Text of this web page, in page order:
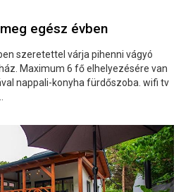
egész évben
szeretettel várja pihenni vágyó
Maximum 6 fő elhelyezésére van
nappali-konyha fürdőszoba. wifi tv